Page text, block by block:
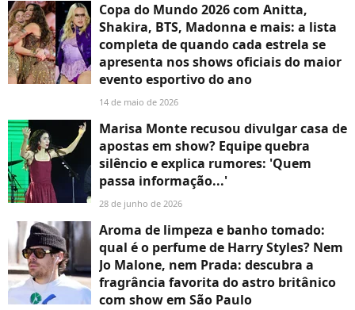
Copa do Mundo 2026 com Anitta,
Shakira, BTS, Madonna e mais: a lista
completa de quando cada estrela se
apresenta nos shows oficiais do maior
evento esportivo do ano
14 de maio de 2026
Marisa Monte recusou divulgar casa de
apostas em show? Equipe quebra
silêncio e explica rumores: 'Quem
passa informação...'
28 de junho de 2026
Aroma de limpeza e banho tomado:
qual é o perfume de Harry Styles? Nem
Jo Malone, nem Prada: descubra a
fragrância favorita do astro britânico
com show em São Paulo